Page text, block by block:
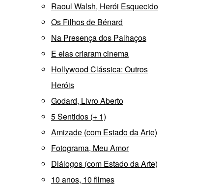
Raoul Walsh, Herói Esquecido
Os Filhos de Bénard
Na Presença dos Palhaços
E elas criaram cinema
Hollywood Clássica: Outros
Heróis
Godard, Livro Aberto
5 Sentidos (+ 1)
Amizade (com Estado da Arte)
Fotograma, Meu Amor
Diálogos (com Estado da Arte)
10 anos, 10 filmes